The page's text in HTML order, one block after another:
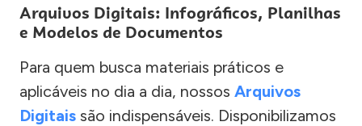
Arquivos Digitais: Infográficos, Planilhas
e Modelos de Documentos
Para quem busca materiais práticos e
aplicáveis no dia a dia, nossos Arquivos
Digitais são indispensáveis. Disponibilizamos